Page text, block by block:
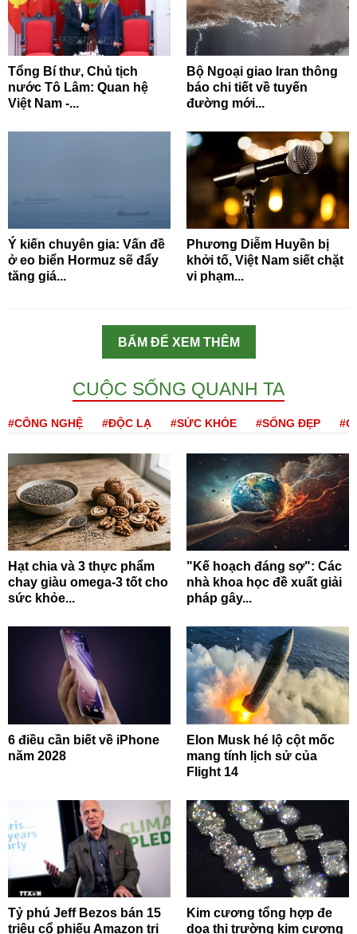
Tổng Bí thư, Chủ tịch
nước Tô Lâm: Quan hệ
Việt Nam -...
Bộ Ngoại giao Iran thông
báo chi tiết về tuyến
đường mới...
Ý kiến chuyên gia: Vấn đề
ở eo biển Hormuz sẽ đẩy
tăng giá...
Phương Diễm Huyền bị
khởi tố, Việt Nam siết chặt
vi phạm...
BẤM ĐỂ XEM THÊM
CUỘC SỐNG QUANH TA
#CÔNG NGHỆ #ĐỘC LẠ #SỨC KHỎE #SỐNG ĐẸP
Hạt chia và 3 thực phẩm
chay giàu omega-3 tốt cho
sức khỏe...
"Kế hoạch đáng sợ": Các
nhà khoa học đề xuất giải
pháp gây...
6 điều cần biết về iPhone
năm 2028
Elon Musk hé lộ cột mốc
mang tính lịch sử của
Flight 14
Tỷ phú Jeff Bezos bán 15
triệu cổ phiếu Amazon trị
Kim cương tổng hợp đe
dọa thị trường kim cương